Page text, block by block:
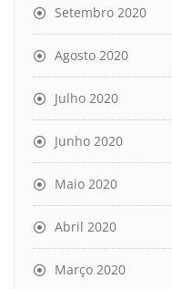
Setembro 2020
Agosto 2020
Julho 2020
Junho 2020
Maio 2020
Abril 2020
Março 2020